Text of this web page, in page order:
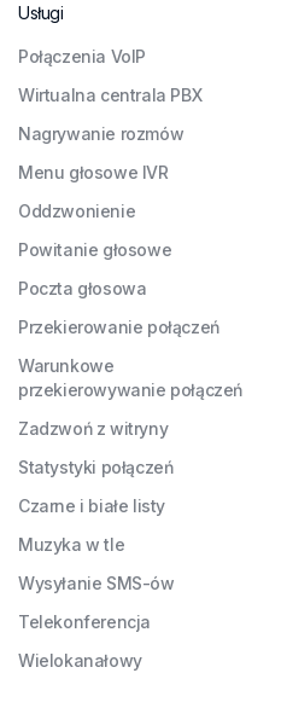
Usługi
Połączenia VoIP
Wirtualna centrala PBX
Nagrywanie rozmów
Menu głosowe IVR
Oddzwonienie
Powitanie głosowe
Poczta głosowa
Przekierowanie połączeń
Warunkowe
przekierowywanie połączeń
Zadzwoń z witryny
Statystyki połączeń
Czarne i białe listy
Muzyka w tle
Wysyłanie SMS-ów
Telekonferencja
Wielokanałowy